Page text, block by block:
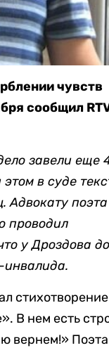
чувств
сообщил
завели еще
в суде
Адвокату поэта
проводил
у Дроздова до
инвалида.
В нем есть
вернем!» Поэта